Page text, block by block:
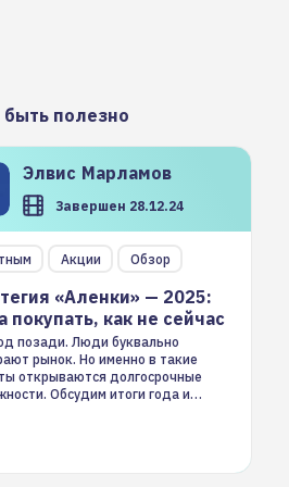
полезно
Элвис Марламов
Завершен 28.12.24
Акции Обзор
«Аленки» — 2025:
покупать, как не сейчас
позади. Люди буквально
рынок. Но именно в такие
открываются долгосрочные
Обсудим итоги года и